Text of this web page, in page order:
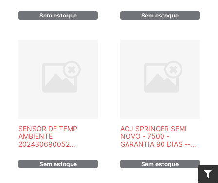
Sem estoque Sem estoque
SENSOR DE TEMP
AMBIENTE
202430690052
Sem estoque
ACJ SPRINGER SEMI
NOVO - 7500 -
GARANTIA 90 DIAS --
Sem estoque